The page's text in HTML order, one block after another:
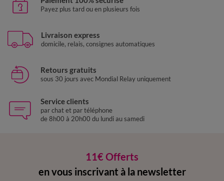
Payez plus tard ou en plusieurs fois
Livraison express
domicile, relais, consignes automatiques
Retours gratuits
sous 30 jours avec Mondial Relay uniquement
Service clients
par chat et par téléphone
de 8h00 à 20h00 du lundi au samedi
11€ Offerts
en vous inscrivant à la newsletter